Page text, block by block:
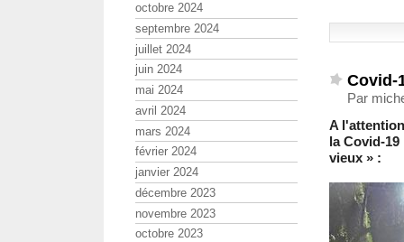
Covid-
Par
A
la Covid-
vieux » :
octobre 2024
septembre 2024
juillet 2024
juin 2024
mai 2024
avril 2024
mars 2024
février 2024
janvier 2024
décembre 2023
novembre 2023
octobre 2023